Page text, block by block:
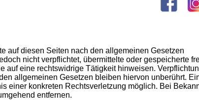
auf diesen Seiten nach den allgemeinen Gesetzen
nicht verpflichtet, übermittelte oder gespeicherte
auf eine rechtswidrige Tätigkeit hinweisen.
allgemeinen Gesetzen bleiben hiervon unberührt.
einer konkreten Rechtsverletzung möglich. Bei
entfernen.